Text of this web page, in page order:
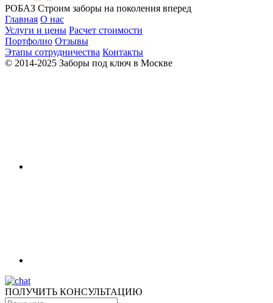
РОБАЗ Строим заборы на поколения вперед
Главная О нас
Услуги и цены Расчет стоимости
Портфолио Отзывы
Этапы сотрудничества Контакты
© 2014-2025 Заборы под ключ в Москве
ПОЛУЧИТЬ КОНСУЛЬТАЦИЮ